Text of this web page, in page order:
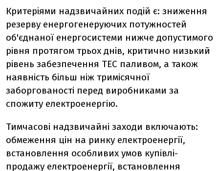
Критеріями надзвичайних подій є: зниження
резерву енергогенеруючих потужностей
об'єднаної енергосистеми нижче допустимого
рівня протягом трьох днів, критично низький
рівень забезпечення ТЕС паливом, а також
наявність більш ніж тримісячної
заборгованості перед виробниками за
спожиту електроенергію.
Тимчасові надзвичайні заходи включають:
обмеження цін на ринку електроенергії,
встановлення особливих умов купівлі-
продажу електроенергії, встановлення